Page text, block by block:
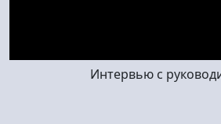
Интервью с